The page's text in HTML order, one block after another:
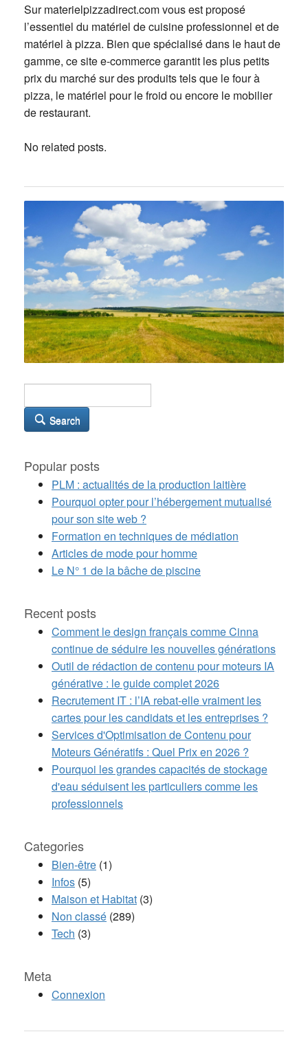
Sur materielpizzadirect.com vous est proposé
l’essentiel du matériel de cuisine professionnel et de
matériel à pizza. Bien que spécialisé dans le haut de
gamme, ce site e-commerce garantit les plus petits
prix du marché sur des produits tels que le four à
pizza, le matériel pour le froid ou encore le mobilier
de restaurant.
No related posts.
Search
Popular posts
PLM : actualités de la production laitière
Pourquoi opter pour l’hébergement mutualisé
pour son site web ?
Formation en techniques de médiation
Articles de mode pour homme
Le N° 1 de la bâche de piscine
Recent posts
Comment le design français comme Cinna
continue de séduire les nouvelles générations
Outil de rédaction de contenu pour moteurs IA
générative : le guide complet 2026
Recrutement IT : l’IA rebat-elle vraiment les
cartes pour les candidats et les entreprises ?
Services d'Optimisation de Contenu pour
Moteurs Génératifs : Quel Prix en 2026 ?
Pourquoi les grandes capacités de stockage
d'eau séduisent les particuliers comme les
professionnels
Categories
Bien-être (1)
Infos (5)
Maison et Habitat (3)
Non classé (289)
Tech (3)
Meta
Connexion